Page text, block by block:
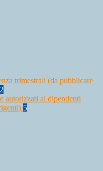
trimestrali (da pubblicare
autorizzati ai dipendenti
5